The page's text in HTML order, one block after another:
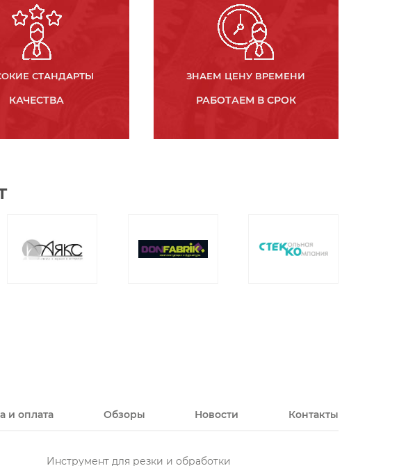
СТАНДАРТЫ
КАЧЕСТВА
ЗНАЕМ ЦЕНУ ВРЕМЕНИ
РАБОТАЕМ В СРОК
и оплата Обзоры Новости Контакты
Инструмент для резки и обработки